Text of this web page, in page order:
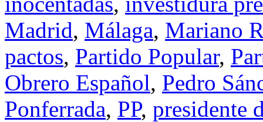
Madrid, Málaga, Mariano
pactos, Partido Popular,
Obrero Español, Pedro
Ponferrada, PP, presidente